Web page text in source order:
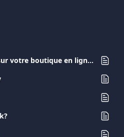
Acceptez les paiements sur votre boutique en ligne avec Viva.com